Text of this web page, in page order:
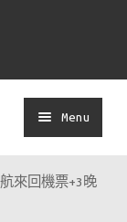
Menu
來回機票+3晚